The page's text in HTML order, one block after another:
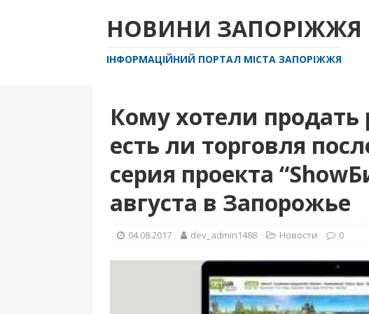
НОВИНИ ЗАПОРІЖЖЯ
ІНФОРМАЦІЙНИЙ ПОРТАЛ МІСТА ЗАПОРІЖЖЯ
Кому хотели продать
есть ли торговля
серия проекта
августа в Запорожье
04.08.2017 dev_admin1488 Новости 0